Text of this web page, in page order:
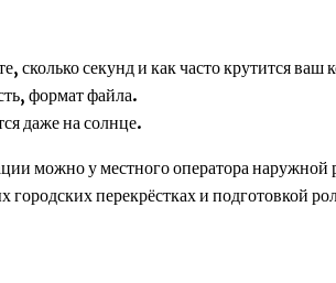
сколько секунд и как часто крутится ваш
формат файла.
даже на солнце.
можно у местного оператора
перекрёстках и подготовкой